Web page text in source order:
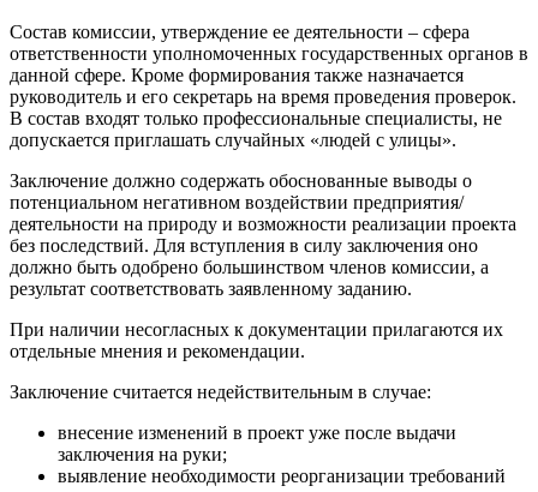
Состав комиссии, утверждение ее деятельности – сфера
ответственности уполномоченных государственных органов в
данной сфере. Кроме формирования также назначается
руководитель и его секретарь на время проведения проверок.
В состав входят только профессиональные специалисты, не
допускается приглашать случайных «людей с улицы».
Заключение должно содержать обоснованные выводы о
потенциальном негативном воздействии предприятия/
деятельности на природу и возможности реализации проекта
без последствий. Для вступления в силу заключения оно
должно быть одобрено большинством членов комиссии, а
результат соответствовать заявленному заданию.
При наличии несогласных к документации прилагаются их
отдельные мнения и рекомендации.
Заключение считается недействительным в случае:
внесение изменений в проект уже после выдачи
заключения на руки;
выявление необходимости реорганизации требований